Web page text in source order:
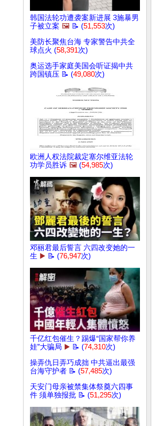
韩国法轮功遭袭案新进展 3施暴男
子被立案 🖼️ 📝 (51,553次)
美防长聚焦台海 专家警告中共全
球点火 (58,391次)
奥运选手家庭美国会听证揭中共
跨国镇压 📝 (49,080次)
欧洲人权法院裁定塞尔维亚法轮
功学员胜诉 🖼️ (54,985次)
邓丽君最后誓言 六四改变她的一
生 ▶️ 📝 (76,947次)
千亿红包催生？踢爆“国家帮你养
娃”大骗局 ▶️ 📝 (74,310次)
操弄仇日弄巧成拙 中共逼出最强
台海守护者 📝 (57,485次)
天安门母亲被禁集体祭奠六四事
件 须单独报批 📝 (51,295次)